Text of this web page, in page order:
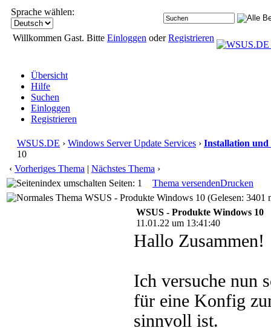
Sprache wählen:
Willkommen Gast. Bitte Einloggen oderRegistrieren
Übersicht
Hilfe
Suchen
Einloggen
Registrieren
WSUS.DE › Windows Server Update Services › Installation
10
‹ Vorheriges Thema | Nächstes Thema ›
Seiten: 1
Thema versendenDrucken
WSUS - Produkte Windows 10 (Gelesen: 3401
WSUS - Produkte Windows 10
11.01.22 um 13:41:40
Hallo Zusammen!
Ich versuche nun
für eine Konfig
sinnvoll ist.